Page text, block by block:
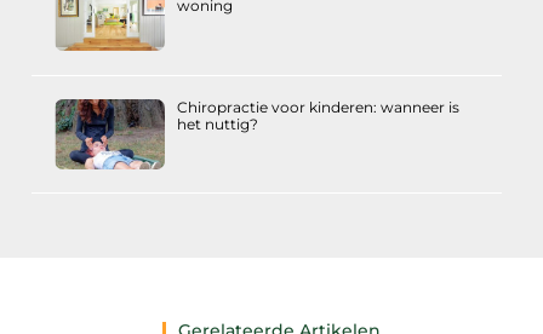
woning
Chiropractie voor kinderen: wanneer is
het nuttig?